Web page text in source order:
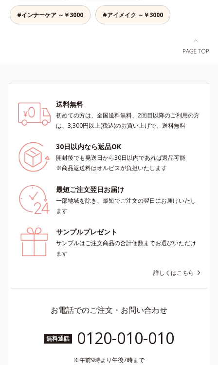
キス、タベブイアインペチギノサ樹
皮エキス*4 グリセリルグルコシド
（保湿成分）、（ジメチコン／ビニ
約し、よりシンプルなお手入れで、
ハリ・ツヤのある好印象な清潔透明
かさ印象が高く評価されたこと*3
データベースPubMed及びGoogle
scholarにより国内化粧品業界にお
いて該当文献がないことを確認（ポ
約し、よりシンプルなお手入れで、
ハリ・ツヤのある好印象な清潔透明
る透明感のある肌*2 男性の顔画像
を用いた印象評価において、基準画
かさ印象が高く評価されたこと*3
scholarにより国内化粧品業界にお
いて該当文献がないことを確認（ポ
#インナーケア ～￥3000 #アイメイク ～￥3000
送料無料
初めての方は、全国送料無料、2回目以降のご利用の方
は、3,300円以上(税込)のお買い上げで、送料無料
30日以内なら返品OK
開封後でも発送日から30日以内であれば返品可能
※商品返送料はオルビスが負担いたします
最短ご注文翌日お届け
一部地域を除き、最短でご注文の翌日にお届けいたし
ます
サンプルプレゼント
サンプルはご注文商品の合計個数までお選びいただけ
ます
詳しくはこちら
お電話でのご注文・お問い合わせ
無料通話 0120-010-010
午前9時より午後7時まで